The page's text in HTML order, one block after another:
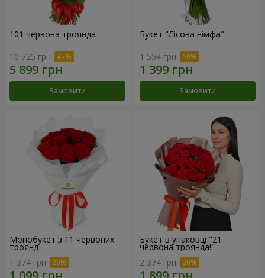
101 червона троянда
10 725 грн
Замовити
Букет "Лісова німфа"
1 554 грн
Замовити
Монобукет з 11 червоних
троянд
1 374 грн
Букет в упаковці "21
червона троянда!"
2 374 грн